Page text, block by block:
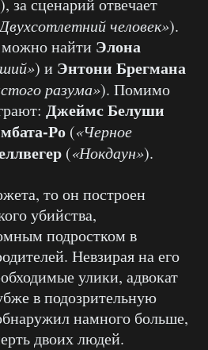
), за сценарий отвечает
человек»).
найти Элона
) и Энтони Брегмана
разума»). Помимо
Джеймс Белуши
Ро («Черное
(«Нокдаун»).
то он построен
убийства,
подростком в
Невзирая на его
улики, адвокат
в подозрительную
намного больше,
двоих людей.